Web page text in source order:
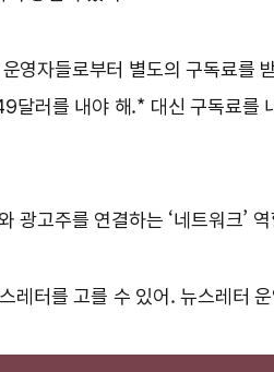
영자들로부터 별도의 구독료
러를 내야 해.* 대신 구독료를
광고주를 연결하는 ‘네트워크
레터를 고를 수 있어. 뉴스레터